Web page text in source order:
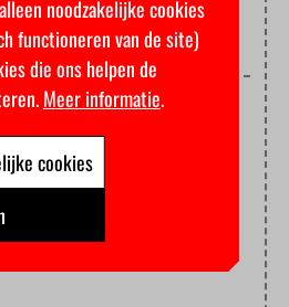
Anatolia zamelt geld in
aan de islam
noodzakelijke cookies
functioneren van de site)
die ons helpen de
Meer informatie.
cookies